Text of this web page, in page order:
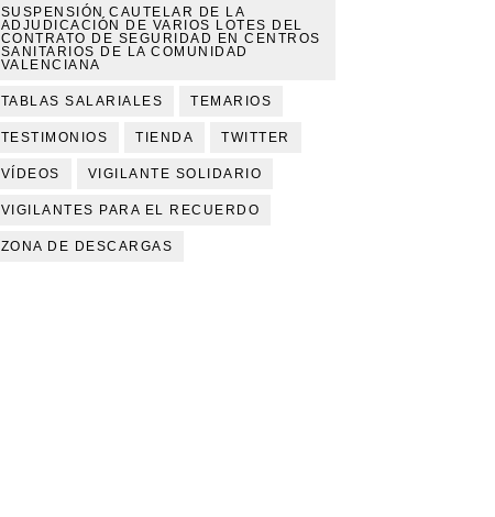
SUSPENSIÓN CAUTELAR DE LA
ADJUDICACIÓN DE VARIOS LOTES DEL
CONTRATO DE SEGURIDAD EN CENTROS
SANITARIOS DE LA COMUNIDAD
VALENCIANA
TABLAS SALARIALES TEMARIOS
TESTIMONIOS TIENDA TWITTER
VÍDEOS VIGILANTE SOLIDARIO
VIGILANTES PARA EL RECUERDO
ZONA DE DESCARGAS